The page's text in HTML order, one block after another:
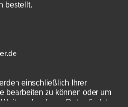
bestellt.
einschließlich Ihrer
bearbeiten zu können oder um
dieser Daten findet